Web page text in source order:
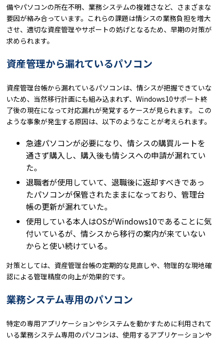
備やパソコンの所在不明、業務システムの複雑さなど、さまざまな
要因が絡み合っています。これらの課題は情シスの業務負担を増大
させ、適切な資産管理やサポートの妨げとなるため、早期の対策が
求められます。
資産管理から漏れているパソコン
資産管理台帳から漏れているパソコンは、情シスが把握できていな
いため、当然移行計画にも組み込まれず、Windows10サポート終
了後の現在になって対応漏れが発覚するケースが見られます。 この
ような事象が発生する原因は、以下のようなことが考えられます。
急遽パソコンが必要になり、情シスの購買ルートを
通さず購入し、購入後も情シスへの申請が漏れてい
た。
退職者が使用していて、退職後に返却すべきであっ
たパソコンが保管されたままになっており、管理台
帳の更新が漏れていた。
使用している本人はOSがWindows10であることに気
付いているが、情シスから移行の案内が来ていない
からと使い続けている。
対策としては、資産管理台帳の定期的な見直しや、物理的な現地確
認による管理精度の向上が効果的です。
業務システム専用のパソコン
特定の専用アプリケーションやシステムを動かすために利用されて
いる業務システム専用のパソコンは、使用するアプリケーションや